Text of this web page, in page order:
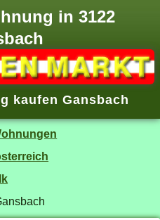
in 3122
kaufen Gansbach